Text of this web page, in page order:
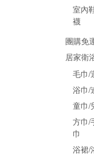
室內
襪
團購免
居家衛
毛巾/
浴巾/
童巾/
方巾/
巾
浴裙/